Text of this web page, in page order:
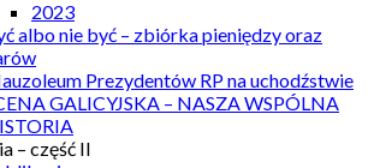
2023
albo nie być – zbiórka pieniędzy oraz
Prezydentów RP na uchodźstwie
GALICYJSKA – NASZA WSPÓLNA
– część II